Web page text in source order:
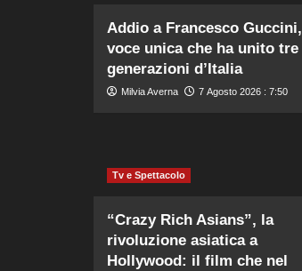
Addio a Francesco Guccini,
voce unica che ha unito tre
generazioni d’Italia
Milvia Averna 7 Agosto 2026 : 7:50
Tv e Spettacolo
“Crazy Rich Asians”, la
rivoluzione asiatica a
Hollywood: il film che nel